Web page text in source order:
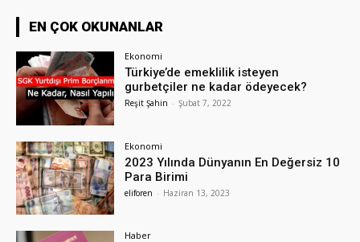
EN ÇOK OKUNANLAR
Ekonomi
Türkiye’de emeklilik isteyen
gurbetçiler ne kadar ödeyecek?
Reşit Şahin - Şubat 7, 2022
Ekonomi
2023 Yılında Dünyanın En Değersiz 10
Para Birimi
eliforen - Haziran 13, 2023
Haber